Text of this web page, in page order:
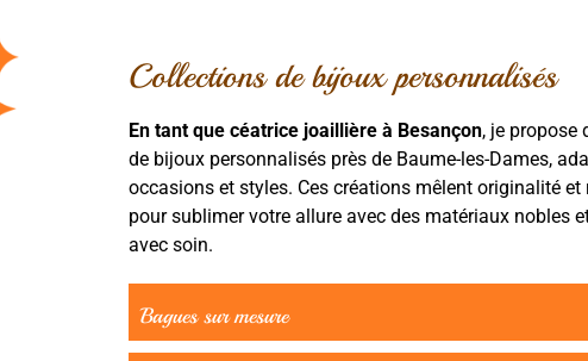
Collections de bijoux personnalisés
En tant que céatrice joaillière à Besançon, je propose
de bijoux personnalisés près de Baume-les-Dames,
occasions et styles. Ces créations mêlent originalité
pour sublimer votre allure avec des matériaux nobles
avec soin.
Bagues sur mesure